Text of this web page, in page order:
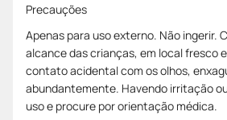
Precauções
Apenas para uso externo. Não ingerir.
alcance das crianças, em local fresco
contato acidental com os olhos,
abundantemente. Havendo irritação
uso e procure por orientação médica.